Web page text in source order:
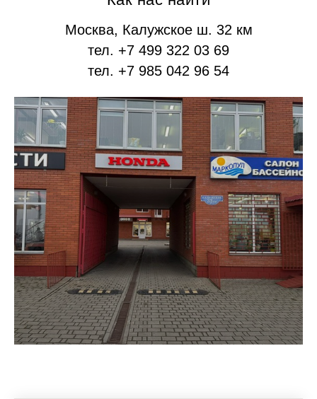
Москва, Калужское ш. 32 км
тел. +7 499 322 03 69
тел. +7 985 042 96 54